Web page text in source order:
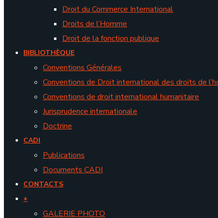
Droit du Commerce International
Droits de l’Homme
Droit de la fonction publique
BIBLIOTHÈQUE
Conventions Générales
Conventions de Droit international des droits de
Conventions de droit international humanitaire
Jurisprudence internationale
Doctrine
CADI
Publications
Documents CADI
CONTACTS
+
GALERIE PHOTO